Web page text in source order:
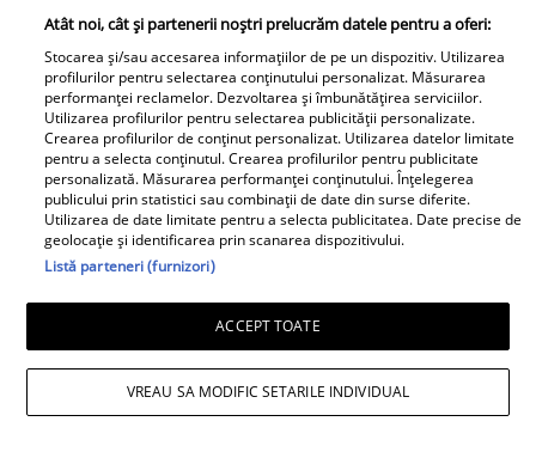
Daniela Nane, dezvăluiri după
despărțirea de Octavian Ene. Cum se
simte actrița: „Nu simt nicio lipsă”
Atât noi, cât și partenerii noștri prelucrăm datele pentru a oferi:
Stocarea și/sau accesarea informațiilor de pe un dispozitiv. Utilizarea
profilurilor pentru selectarea conținutului personalizat. Măsurarea
performanței reclamelor. Dezvoltarea și îmbunătățirea serviciilor.
Utilizarea profilurilor pentru selectarea publicității personalizate.
Crearea profilurilor de conținut personalizat. Utilizarea datelor limitate
pentru a selecta conținutul. Crearea profilurilor pentru publicitate
personalizată. Măsurarea performanței conținutului. Înțelegerea
publicului prin statistici sau combinații de date din surse diferite.
Utilizarea de date limitate pentru a selecta publicitatea. Date precise de
geolocație și identificarea prin scanarea dispozitivului.
Listă parteneri (furnizori)
ACCEPT TOATE
VREAU SA MODIFIC SETARILE INDIVIDUAL